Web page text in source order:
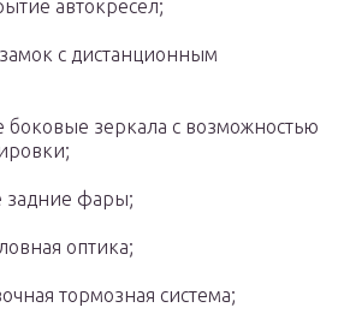
автокресел;
с дистанционным
боковые зеркала с возможностью
задние фары;
оптика;
тормозная система;